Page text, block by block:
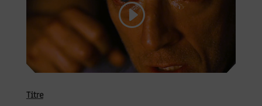
Titre